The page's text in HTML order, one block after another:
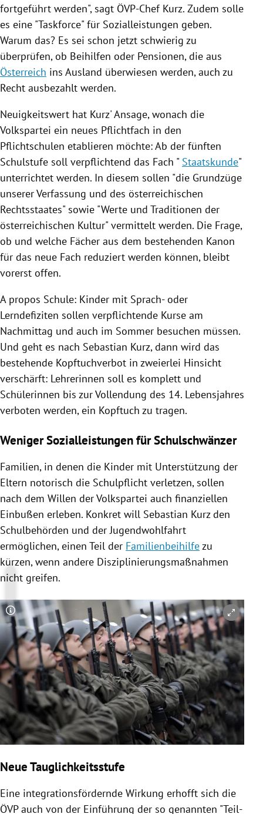
fortgeführt werden", sagt ÖVP-Chef Kurz. Zudem solle
es eine "Taskforce" für Sozialleistungen geben.
Warum das? Es sei schon jetzt schwierig zu
überprüfen, ob Beihilfen oder Pensionen, die aus
Österreich ins Ausland überwiesen werden, auch zu
Recht ausbezahlt werden.
Neuigkeitswert hat Kurz' Ansage, wonach die
Volkspartei ein neues Pflichtfach in den
Pflichtschulen etablieren möchte: Ab der fünften
Schulstufe soll verpflichtend das Fach " Staatskunde"
unterrichtet werden. In diesem sollen "die Grundzüge
unserer Verfassung und des österreichischen
Rechtsstaates" sowie "Werte und Traditionen der
österreichischen Kultur" vermittelt werden. Die Frage,
ob und welche Fächer aus dem bestehenden Kanon
für das neue Fach reduziert werden können, bleibt
vorerst offen.
A propos Schule: Kinder mit Sprach- oder
Lerndefiziten sollen verpflichtende Kurse am
Nachmittag und auch im Sommer besuchen müssen.
Und geht es nach Sebastian Kurz, dann wird das
bestehende Kopftuchverbot in zweierlei Hinsicht
verschärft: Lehrerinnen soll es komplett und
Schülerinnen bis zur Vollendung des 14. Lebensjahres
verboten werden, ein Kopftuch zu tragen.
Weniger Sozialleistungen für Schulschwänzer
Familien, in denen die Kinder mit Unterstützung der
Eltern notorisch die Schulpflicht verletzen, sollen
nach dem Willen der Volkspartei auch finanziellen
Einbußen erleben. Konkret will Sebastian Kurzden
Schulbehörden und der Jugendwohlfahrt
ermöglichen, einen Teil der Familienbeihilfezu
kürzen, wenn andere Disziplinierungsmaßnahmen
nicht greifen.
Copyright-Hinweis öffnen/schließen
Neue Tauglichkeitsstufe
Eine integrationsfördernde Wirkung erhofft sich die
ÖVPauch von der Einführung der so genannten "Teil-